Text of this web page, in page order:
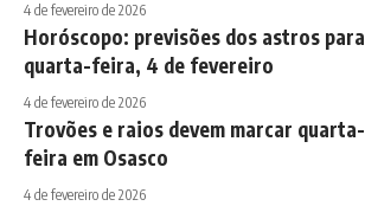
4 de fevereiro de 2026
Horóscopo: previsões dos astros para
quarta-feira, 4 de fevereiro
4 de fevereiro de 2026
Trovões e raios devem marcar quarta-
feira em Osasco
4 de fevereiro de 2026